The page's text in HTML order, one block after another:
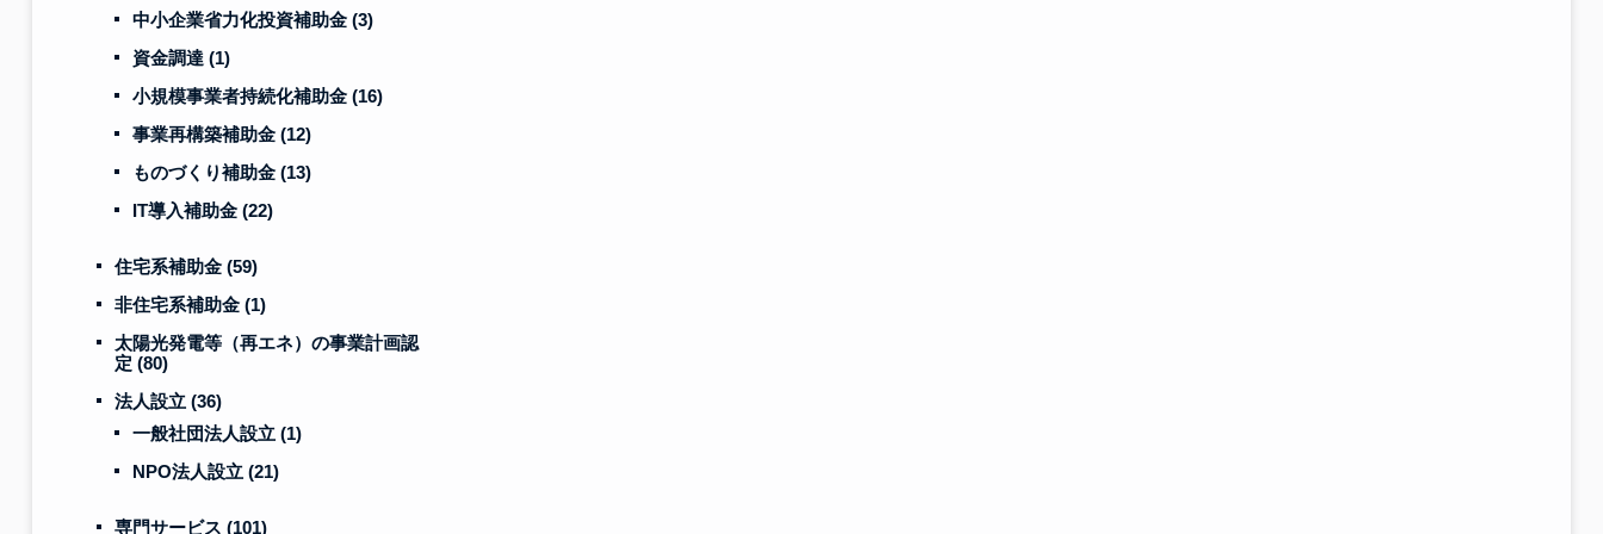
中小企業省力化投資補助金 (3)
資金調達 (1)
小規模事業者持続化補助金 (16)
事業再構築補助金 (12)
ものづくり補助金 (13)
IT導入補助金 (22)
住宅系補助金 (59)
非住宅系補助金 (1)
太陽光発電等（再エネ）の事業計画認
定 (80)
法人設立 (36)
一般社団法人設立 (1)
NPO法人設立 (21)
専門サービス (101)